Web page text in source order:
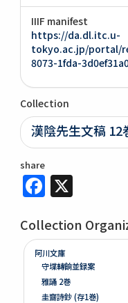
IIIF manifest
https://da.dl.itc.u-
tokyo.ac.jp/portal/
8073-1fda-
Collection
漢陰先生文稿 12
share
Collection
阿川文庫
守堞轉餉並録案
雅誦 2巻
圭齋詩鈔 (存1巻)